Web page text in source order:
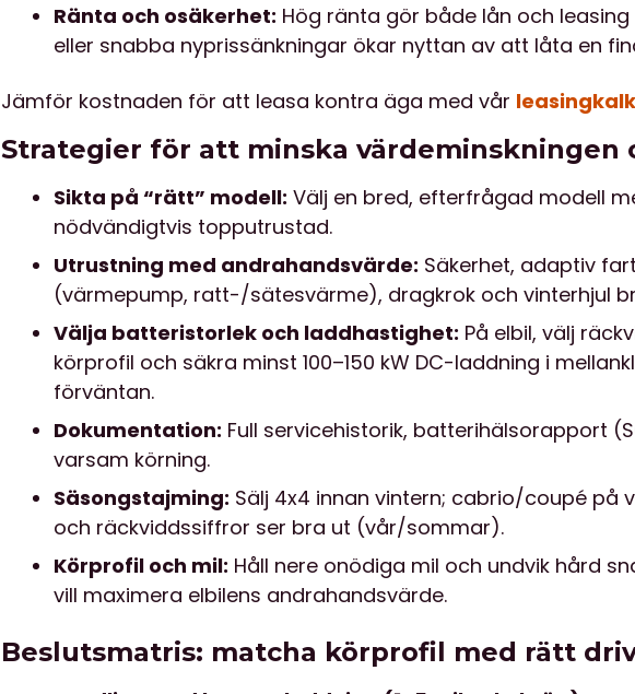
Ränta och osäkerhet: Hög ränta gör både lån och
eller snabba nyprissänkningar ökar nyttan av att låta en
Jämför kostnaden för att leasa kontra äga med vår
Strategier för att minska värdeminskningen
Sikta på “rätt” modell: Välj en bred, efterfrågad modell
nödvändigtvis topputrustad.
Utrustning med andrahandsvärde: Säkerhet, adaptiv
(värmepump, ratt-/sätesvärme), dragkrok och vinterhjul
Välja batteristorlek och laddhastighet: På elbil, välj
körprofil och säkra minst 100–150 kW DC-laddning i
förväntan.
Dokumentation: Full servicehistorik, batterihälsorapport
varsam körning.
Säsongstajming: Sälj 4x4 innan vintern; cabrio/coupé på
och räckviddssiffror ser bra ut (vår/sommar).
Körprofil och mil: Håll nere onödiga mil och undvik hård
vill maximera elbilens andrahandsvärde.
Beslutsmatris: matcha körprofil med rätt